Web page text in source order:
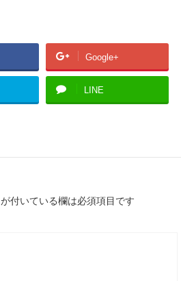
Google+
LINE
が付いている欄は必須項目です